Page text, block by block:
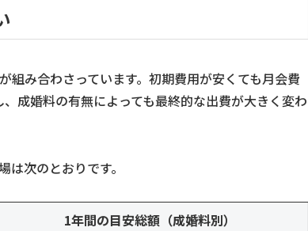
み合わさっています。初期費用が安くても月会費
成婚料の有無によっても最終的な出費が大きく変わ
次のとおりです。
1年間の目安総額（成婚料別）